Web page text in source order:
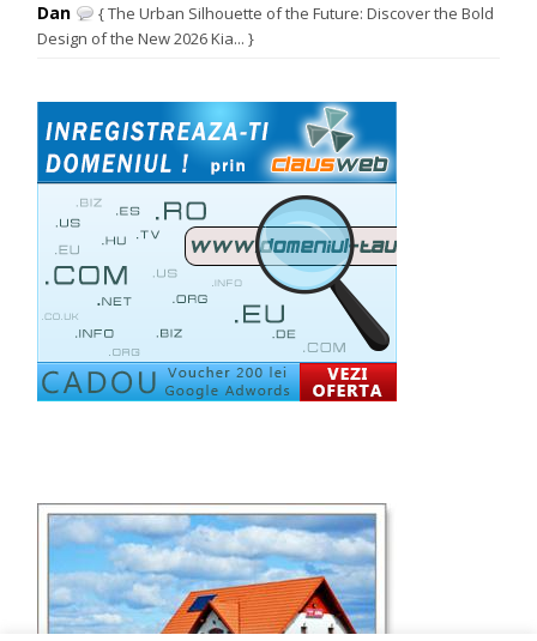
Dan
{ The Urban Silhouette of the Future: Discover the Bold
Design of the New 2026 Kia... }